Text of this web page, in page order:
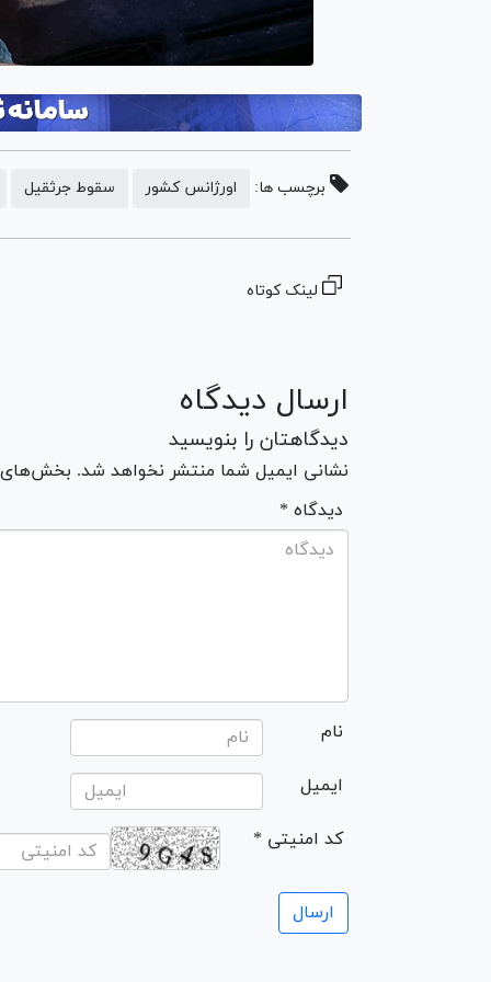
برچسب ها: اورژانس کشور سقوط جرثقیل
لینک کوتاه
ارسال دیدگاه
دیدگاهتان را بنویسید
نشانی ایمیل شما منتشر نخواهد شد. بخش‌های
* دیدگاه
نام
ایمیل
* کد امنیتی